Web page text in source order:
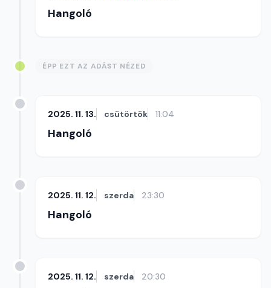
Hangoló
ÉPP EZT AZ ADÁST NÉZED
2025. 11. 13. csütörtök 11:04
Hangoló
2025. 11. 12. szerda 23:30
Hangoló
2025. 11. 12. szerda 20:30